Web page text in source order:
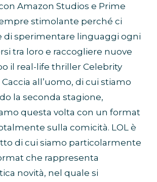
Amazon Studios e Prime
stimolante perché ci
di sperimentare linguaggi ogni
tra loro e raccogliere nuove
il real-life thriller Celebrity
all’uomo, di cui stiamo
la seconda stagione,
questa volta con un format
sulla comicità. LOL è
di cui siamo particolarmente
che rappresenta
novità, nel quale si